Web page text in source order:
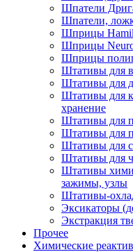
Шпатели
Шпатели,
Шприцы
Шприцы
Шприцы
Штативы для
Штативы для
Штативы для
хранение
Штативы для
Штативы для
Штативы для
Штативы для
Штативы
зажимы, узлы
Штативы-
Эксикаторы
Экстракция
Прочее
Химические